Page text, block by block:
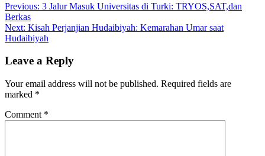
Previous: 3 Jalur Masuk Universitas di Turki: TRYOS,SAT,dan
Berkas
Next: Kisah Perjanjian Hudaibiyah: Kemarahan Umar saat
Hudaibiyah
Leave a Reply
Your email address will not be published. Required fields are
marked *
Comment *